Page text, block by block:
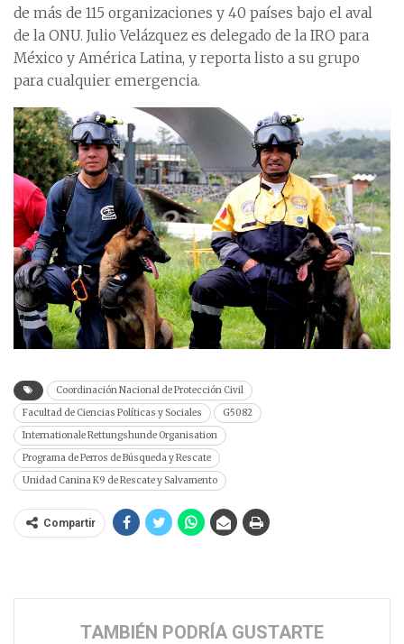
de más de 115 organizaciones y 40 países bajo el aval
de la ONU. Julio Velázquez es delegado de la IRO para
México y América Latina, y reporta listo a su grupo
para cualquier emergencia.
Coordinación Nacional de Protección Civil
Facultad de Ciencias Políticas y Sociales
G5082
Internationale Rettungshunde Organisation
Programa de Perros de Búsqueda y Rescate
Unidad Canina K9 de Rescate y Salvamento
Compartir
TAMBIÉN PODRÍA GUSTARTE